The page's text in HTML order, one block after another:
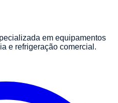
em equipamentos
e refrigeração comercial.